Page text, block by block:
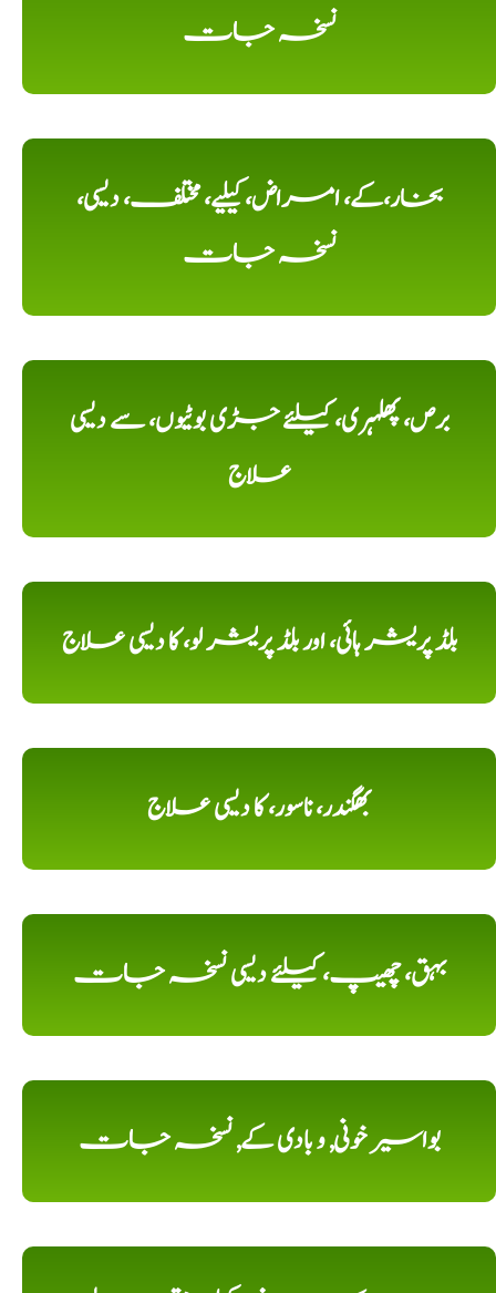
نسخہ جات
بخار،کے، امراض، کیلیے، مختلف، دیسی،
نسخہ جات
برص، پھلہری، کیلئے جڑی بوٹیوں، سے دیسی
علاج
بلڈ پریشر ہائی، اور بلڈ پریشر لو، کا دیسی علاج
بھگندر، ناسور، کا دیسی علاج
بہق، چھیپ، کیلئے دیسی نسخہ جات
بواسیر خونی, و بادی کے, نسخہ جات